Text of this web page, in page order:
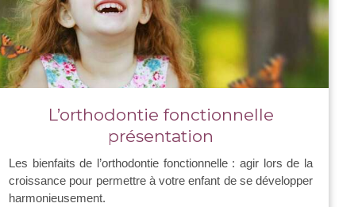
L’orthodontie fonctionnelle
présentation
Les bienfaits de l’orthodontie fonctionnelle : agir lors de la
croissance pour permettre à votre enfant de se développer
harmonieusement.